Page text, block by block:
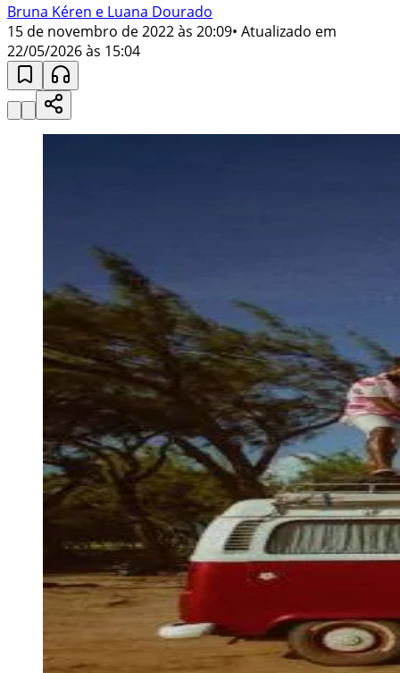
Bruna Kéren e Luana Dourado
15 de novembro de 2022 às 20:09• Atualizado em
22/05/2026 às 15:04